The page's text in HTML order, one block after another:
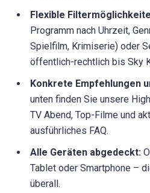
Flexible
Programm nach Uhrzeit,
Spielfilm, Krimiserie) oder
öffentlich-rechtlich bis Sky
Konkrete Empfehlungen
unten finden Sie unsere
TV Abend, Top-Filme und
ausführliches FAQ.
Alle Geräten abgedeckt:
Tablet oder Smartphone –
überall.